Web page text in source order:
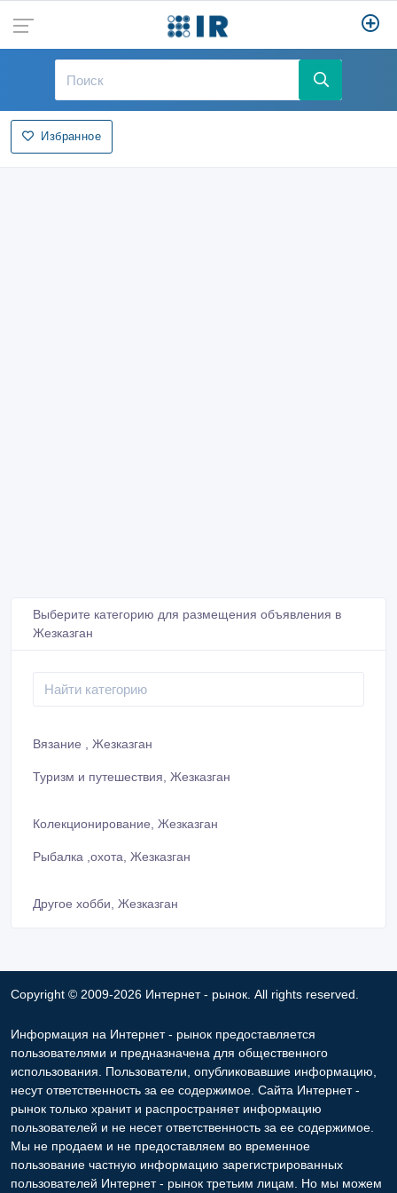
Избранное
Выберите категорию для размещения объявления в
Жезказган
Вязание , Жезказган
Туризм и путешествия, Жезказган
Колекционирование, Жезказган
Рыбалка ,охота, Жезказган
Другое хобби, Жезказган
Copyright © 2009-2026 Интернет - рынок. All rights reserved.
Информация на Интернет - рынок предоставляется
пользователями и предназначена для общественного
использования. Пользователи, опубликовавшие информацию,
несут ответственность за ее содержимое. Сайта Интернет -
рынок только хранит и распространяет информацию
пользователей и не несет ответственность за ее содержимое.
Мы не продаем и не предоставляем во временное
пользование частную информацию зарегистрированных
пользователей Интернет - рынок третьим лицам. Но мы можем